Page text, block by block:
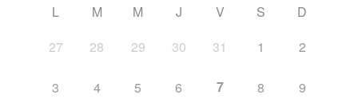
L M M J V S
D
27
28 29 30 31 1 2
3 4 5 6 7 8 9